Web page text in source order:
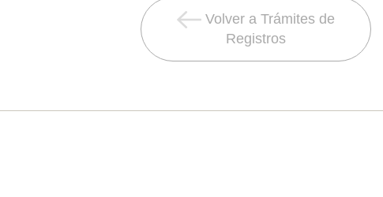
Volver a Trámites de
Registros